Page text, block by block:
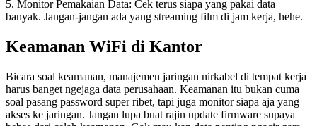
5. Monitor Pemakaian Data: Cek terus siapa yang pakai data
banyak. Jangan-jangan ada yang streaming film di jam kerja, hehe.
Keamanan WiFi di Kantor
Bicara soal keamanan, manajemen jaringan nirkabel di tempat kerja
harus banget ngejaga data perusahaan. Keamanan itu bukan cuma
soal pasang password super ribet, tapi juga monitor siapa aja yang
akses ke jaringan. Jangan lupa buat rajin update firmware supaya